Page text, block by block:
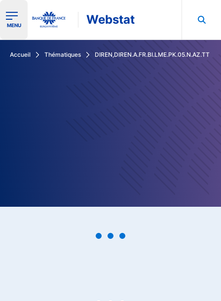
Ouvrir le menu de navigation
MENU Webstat
Accueil Thématiques DIREN,DIREN.A.FR.BI.LME.PK.05.N.AZ.TT